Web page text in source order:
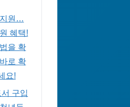
원…
혜택!
을 확
로 확
요!
구입